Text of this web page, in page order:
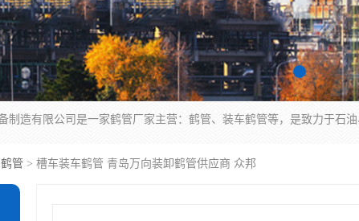
鹤管 > 槽车装车鹤管 青岛万向装卸鹤管供应商 众邦